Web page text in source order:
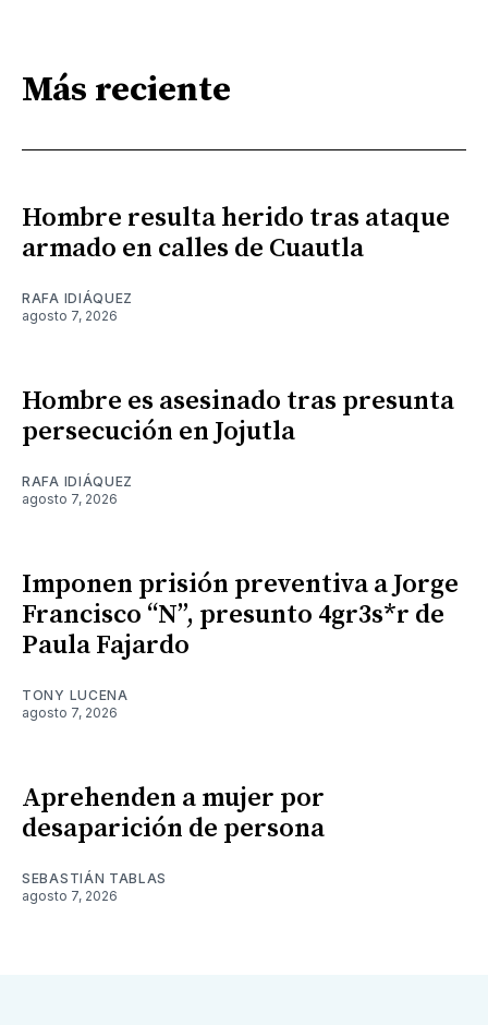
Más reciente
Hombre resulta herido tras ataque
armado en calles de Cuautla
RAFA IDIÁQUEZ
agosto 7, 2026
Hombre es asesinado tras presunta
persecución en Jojutla
RAFA IDIÁQUEZ
agosto 7, 2026
Imponen prisión preventiva a Jorge
Francisco “N”, presunto 4gr3s*r de
Paula Fajardo
TONY LUCENA
agosto 7, 2026
Aprehenden a mujer por
desaparición de persona
SEBASTIÁN TABLAS
agosto 7, 2026